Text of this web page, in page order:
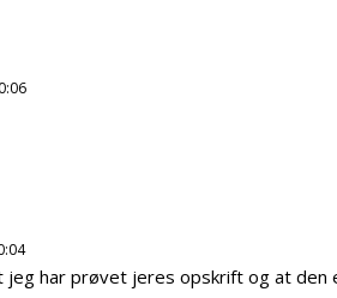
jeg har prøvet jeres opskrift og at den